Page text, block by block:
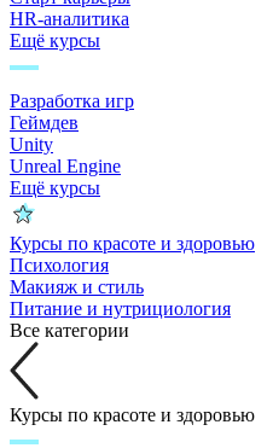
HR-аналитика
Ещё курсы
Разработка игр
Геймдев
Unity
Unreal Engine
Ещё курсы
Курсы по красоте и здоровью
Психология
Макияж и стиль
Питание и нутрициология
Все категории
Курсы по красоте и здоровью